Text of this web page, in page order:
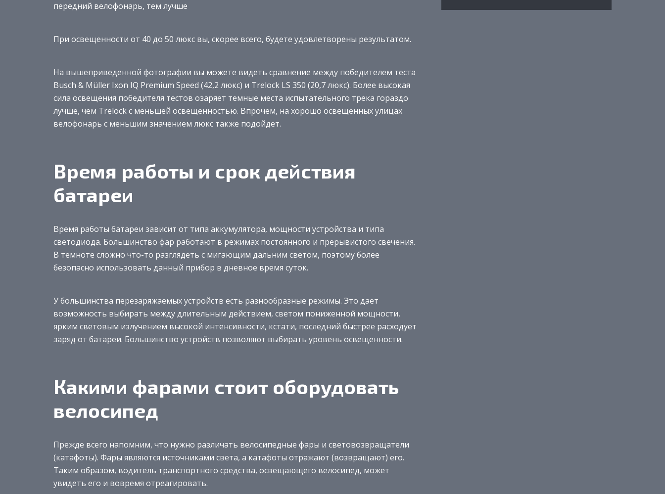
передний велофонарь, тем лучше
При освещенности от 40 до 50 люкс вы, скорее всего, будете удовлетворены результатом.
На вышеприведенной фотографии вы можете видеть сравнение между победителем теста
Busch & Müller Ixon IQ Premium Speed (42,2 люкс) и Trelock LS 350 (20,7 люкс). Более высокая
сила освещения победителя тестов озаряет темные места испытательного трека гораздо
лучше, чем Trelock с меньшей освещенностью. Впрочем, на хорошо освещенных улицах
велофонарь с меньшим значением люкс также подойдет.
Время работы и срок действия
батареи
Время работы батареи зависит от типа аккумулятора, мощности устройства и типа
светодиода. Большинство фар работают в режимах постоянного и прерывистого свечения.
В темноте сложно что-то разглядеть с мигающим дальним светом, поэтому более
безопасно использовать данный прибор в дневное время суток.
У большинства перезаряжаемых устройств есть разнообразные режимы. Это дает
возможность выбирать между длительным действием, светом пониженной мощности,
ярким световым излучением высокой интенсивности, кстати, последний быстрее расходует
заряд от батареи. Большинство устройств позволяют выбирать уровень освещенности.
Какими фарами стоит оборудовать
велосипед
Прежде всего напомним, что нужно различать велосипедные фары и световозвращатели
(катафоты). Фары являются источниками света, а катафоты отражают (возвращают) его.
Таким образом, водитель транспортного средства, освещающего велосипед, может
увидеть его и вовремя отреагировать.